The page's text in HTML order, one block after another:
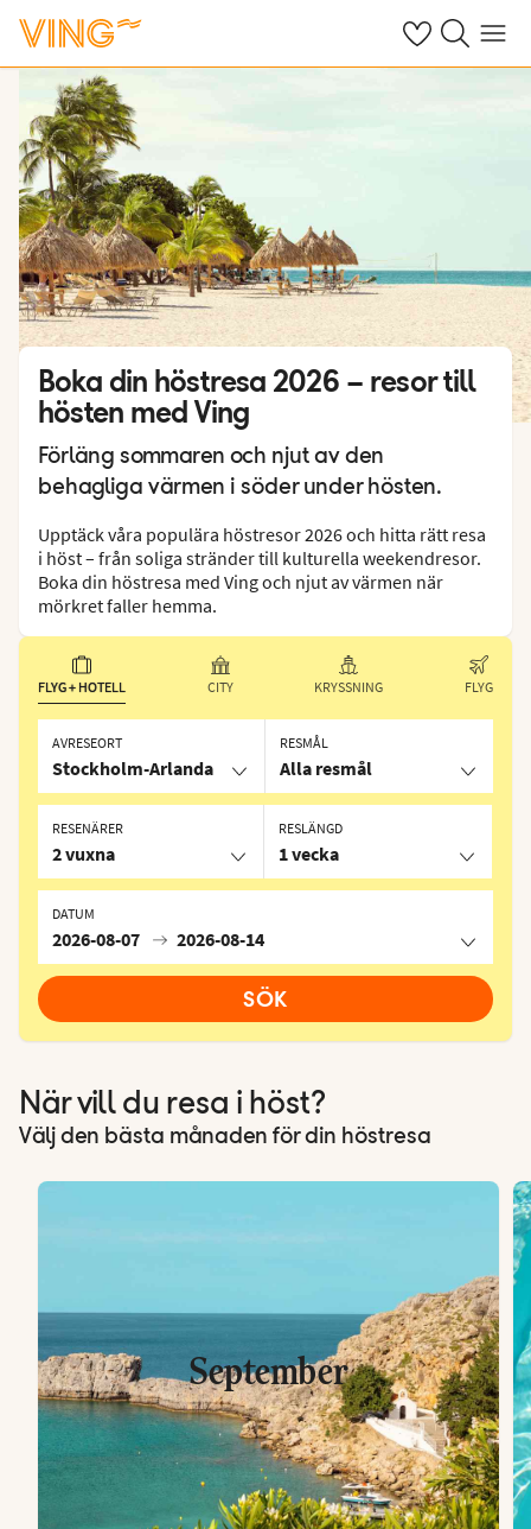
Se dinaSök på ving.se
Meny
Boka din höstresa 2026 – resor till
hösten med Ving
Förläng sommaren och njut av den
behagliga värmen i söder under hösten.
Upptäck våra populära höstresor 2026 och hitta rätt resa
i höst – från soliga stränder till kulturella weekendresor.
Boka din höstresa med Ving och njut av värmen när
mörkret faller hemma.
FLYG + HOTELL CITY KRYSSNING FLYG
AVRESEORT
Stockholm-Arlanda
RESMÅL
Alla resmål
RESLÄNGD
1 vecka
DATUM
2026-08-07 2026-08-14
RESENÄRER
2 vuxna
SÖK
När vill du resa i höst?
Välj den bästa månaden för din höstresa
September